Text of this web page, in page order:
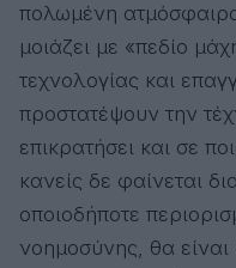
πολωμένη
μοιάζει με «πεδίο
τεχνολογίας και
προστατέψουν την
επικρατήσει και σε
κανείς δε φαίνεται
οποιοδήποτε
νοημοσύνης, θα είναι